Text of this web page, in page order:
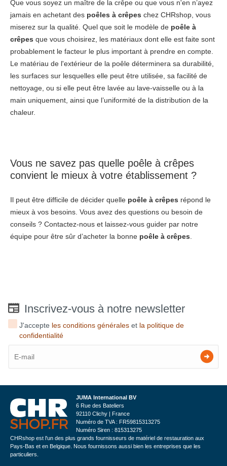
Que vous soyez un maître de la crêpe ou que vous n'en n’ayez
jamais en achetant des poêles à crêpes chez CHRshop, vous
miserez sur la qualité. Quel que soit le modèle de poêle à
crêpes que vous choisirez, les matériaux dont elle est faite sont
probablement le facteur le plus important à prendre en compte.
Le matériau de l'extérieur de la poêle déterminera sa durabilité,
les surfaces sur lesquelles elle peut être utilisée, sa facilité de
nettoyage, ou si elle peut être lavée au lave-vaisselle ou à la
main uniquement, ainsi que l’uniformité de la distribution de la
chaleur.
Vous ne savez pas quelle poêle à crêpes
convient le mieux à votre établissement ?
Il peut être difficile de décider quelle poêle à crêpes répond le
mieux à vos besoins. Vous avez des questions ou besoin de
conseils ? Contactez-nous et laissez-vous guider par notre
équipe pour être sûr d’acheter la bonne poêle à crêpes.
Inscrivez-vous à notre newsletter
J'accepte les conditions générales et la politique de
confidentialité
JUMA International BV
6 Rue des Bateliers
92110 Clichy | France
Numéro de TVA : FR59815313275
Numéro Siren : 815313275
CHRshop est l'un des plus grands fournisseurs de matériel de restauration aux
Pays-Bas et en Belgique. Nous fournissons aussi bien les entreprises que les
particuliers.